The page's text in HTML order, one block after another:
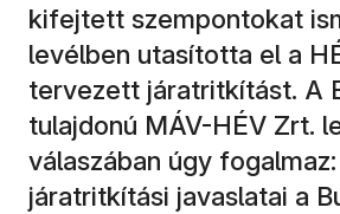
kifejtett szempontokat
levélben utasította el a
tervezett járatritkítást. A
tulajdonú MÁV-HÉV Zrt.
válaszában úgy
járatritkítási javaslatai a